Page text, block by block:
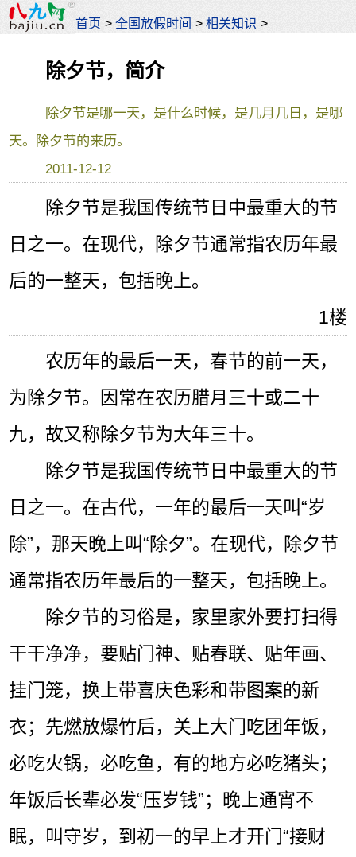
首页 >全国放假时间 >相关知识 >
除夕节，简介
除夕节是哪一天，是什么时候，是几月几日，是哪
天。除夕节的来历。
2011-12-12
除夕节是我国传统节日中最重大的节
日之一。在现代，除夕节通常指农历年最
后的一整天，包括晚上。
1楼
农历年的最后一天，春节的前一天，
为除夕节。因常在农历腊月三十或二十
九，故又称除夕节为大年三十。
除夕节是我国传统节日中最重大的节
日之一。在古代，一年的最后一天叫“岁
除”，那天晚上叫“除夕”。在现代，除夕节
通常指农历年最后的一整天，包括晚上。
除夕节的习俗是，家里家外要打扫得
干干净净，要贴门神、贴春联、贴年画、
挂门笼，换上带喜庆色彩和带图案的新
衣；先燃放爆竹后，关上大门吃团年饭，
必吃火锅，必吃鱼，有的地方必吃猪头；
年饭后长辈必发“压岁钱”；晚上通宵不
眠，叫守岁，到初一的早上才开门“接财